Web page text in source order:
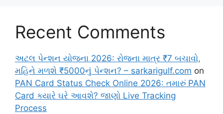
Recent Comments
અટલ પેન્શન યોજના 2026: રોજના માત્ર ₹7 બચાવો,
મહિને મળશે ₹5000નું પેન્શન? – sarkarigulf.com on
PAN Card Status Check Online 2026: તમારું PAN
Card ક્યારે ઘરે આવશે? જાણો Live Tracking
Process